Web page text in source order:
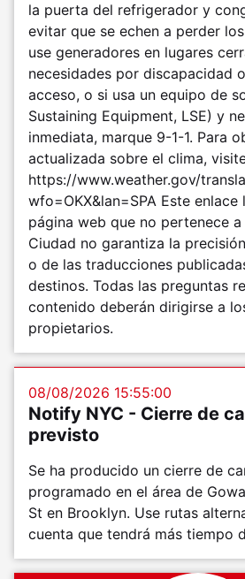
la puerta del refrigerador y
evitar que se echen a perder
use generadores en lugares
necesidades por discapacidad
acceso, o si usa un equipo de
Sustaining Equipment, LSE) y
inmediata, marque 9-1-1. Para
actualizada sobre el clima,
https://www.weather.gov/
wfo=OKX&lan=SPA Este enlace
página web que no pertenece
Ciudad no garantiza la
o de las traducciones
destinos. Todas las preguntas
contenido deberán dirigirse a
propietarios.
08/08/2026 15:55:00
Notify NYC - Cierre de
previsto
Se ha producido un cierre de
programado en el área de
St en Brooklyn. Use rutas
cuenta que tendrá más tiempo